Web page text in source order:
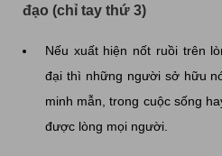
đạo (chỉ tay thứ 3)
Nếu xuất hiện nốt ruồi trên
đại thì những người sở hữu
minh mẫn, trong cuộc sống
được lòng mọi người.